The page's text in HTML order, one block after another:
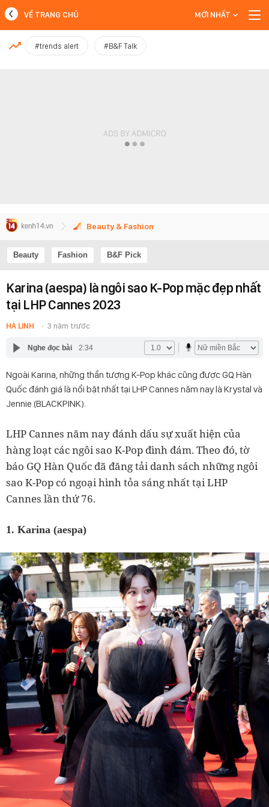
MỚI NHẤT
VỀ TRANG CHỦ MỚI NHẤT
#trends alert #B&F Talk
Beauty & Fashion
Beauty Fashion B&F Pick
Karina (aespa) là ngôi sao K-Pop mặc đẹp nhất
tại LHP Cannes 2023
HÀ LINH 3 năm trước
Nghe đọc bài 2:34
Ngoài Karina, những thần tượng K-Pop khác cũng được GQ Hàn
Quốc đánh giá là nổi bật nhất tại LHP Cannes năm nay là Krystal và
Jennie (BLACKPINK).
LHP Cannes năm nay đánh dấu sự xuất hiện của
hàng loạt các ngôi sao K-Pop đình đám. Theo đó, tờ
báo GQ Hàn Quốc đã đăng tải danh sách những ngôi
sao K-Pop có ngoại hình tỏa sáng nhất tại LHP
Cannes lần thứ 76.
1. Karina (aespa)